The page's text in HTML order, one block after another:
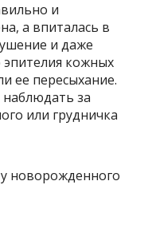
и
а впиталась в
и даже
эпителия кожных
ее пересыхание.
за
или грудничка
новорожденного